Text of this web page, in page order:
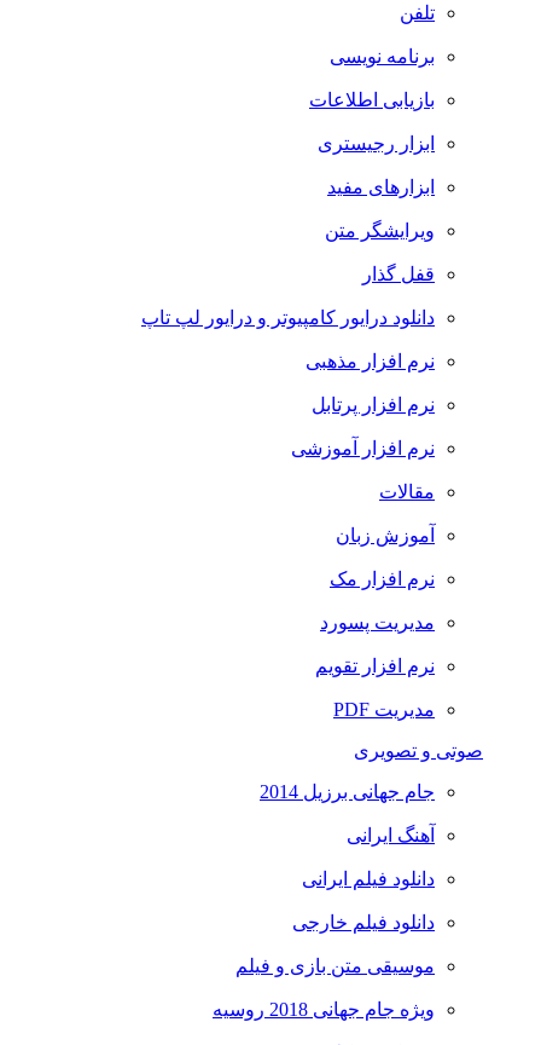
تلفن
برنامه نویسی
بازیابی اطلاعات
ابزار رجیستری
ابزارهای مفید
ویرایشگر متن
قفل گذار
دانلود درایور کامپیوتر و درایور لپ تاپ
نرم افزار مذهبی
نرم افزار پرتابل
نرم افزار آموزشی
مقالات
آموزش زبان
نرم افزار مک
مدیریت پسورد
نرم افزار تقویم
مدیریت PDF
صوتی و تصویری
جام جهانی برزیل 2014
آهنگ ایرانی
دانلود فیلم ایرانی
دانلود فیلم خارجی
موسیقی متن بازی و فیلم
ویژه جام جهانی 2018 روسیه